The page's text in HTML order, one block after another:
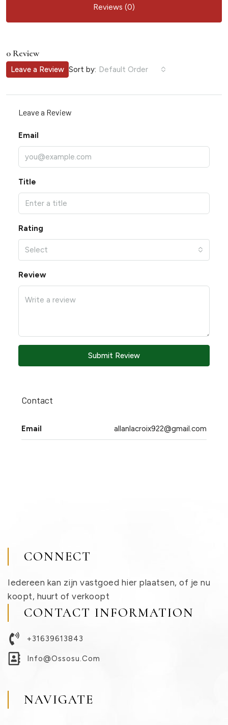
Reviews (0)
0 Review
Sort by: Default Order
Leave a Review
Leave a Review
Email
Title
Rating
Select
Review
Submit Review
Contact
Email allanlacroix922@gmail.com
CONNECT
Iedereen kan zijn vastgoed hier plaatsen, of je nu
koopt, huurt of verkoopt
CONTACT INFORMATION
+31639613843
Info@ossosu.com
NAVIGATE